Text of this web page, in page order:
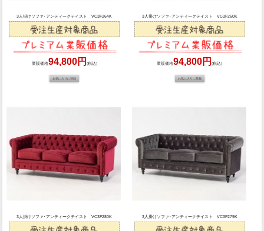
3人掛けソファ･アンティークテイスト VC3F264K
業販価格94,800円 (税込)
3人掛けソファ･アンティークテイスト VC3F260K
業販価格94,800円(税込)
3人掛けソファ･アンティークテイスト VC3F280K 3人掛けソファ･アンティークテイスト VC3F279K